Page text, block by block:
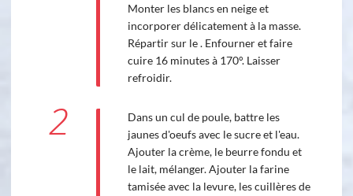
Monter les blancs en neige et
incorporer délicatement à la masse.
Répartir sur le . Enfourner et faire
cuire 16 minutes à 170°. Laisser
refroidir.
2
Dans un cul de poule, battre les
jaunes d'oeufs avec le sucre et l'eau.
Ajouter la crème, le beurre fondu et
le lait, mélanger. Ajouter la farine
tamisée avec la levure, les cuillères de